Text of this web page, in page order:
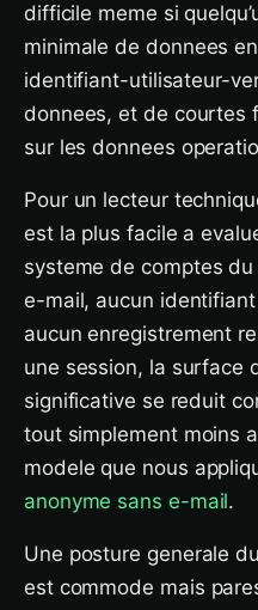
difficile meme si
minimale de donnees
identifiant-utilisateur-
donnees, et de courtes
sur les donnees
Pour un lecteur
est la plus facile a
systeme de comptes du
e-mail, aucun
aucun enregistrement
une session, la surface
significative se reduit
tout simplement moins a
modele que nous
anonyme sans e-mail.
Une posture generale
est commode mais